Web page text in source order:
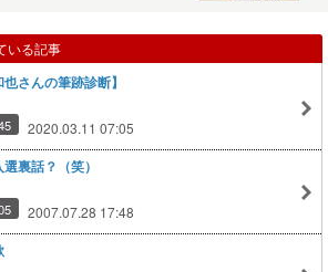
いる記事
さんの筆跡診断】
2020.03.11 07:05
裏話？（笑）
2007.07.28 17:48